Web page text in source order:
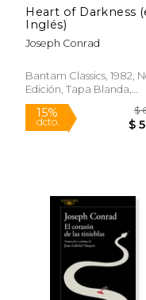
Heart of Darkness
Inglés)
Joseph Conrad
Bantam Classics, 1982,
Edición, Tapa Blanda,
Nuevo